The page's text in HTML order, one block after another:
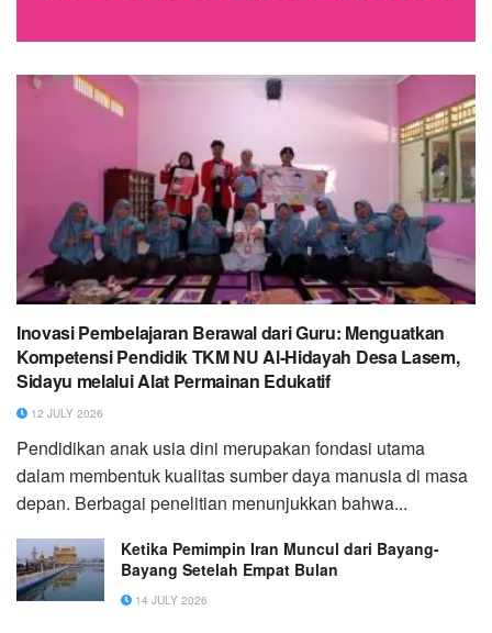
Inovasi Pembelajaran Berawal dari Guru: Menguatkan
Kompetensi Pendidik TKM NU Al-Hidayah Desa Lasem,
Sidayu melalui Alat Permainan Edukatif
12 JULY 2026
Pendidikan anak usia dini merupakan fondasi utama
dalam membentuk kualitas sumber daya manusia di masa
depan. Berbagai penelitian menunjukkan bahwa...
Ketika Pemimpin Iran Muncul dari Bayang-
Bayang Setelah Empat Bulan
14 JULY 2026